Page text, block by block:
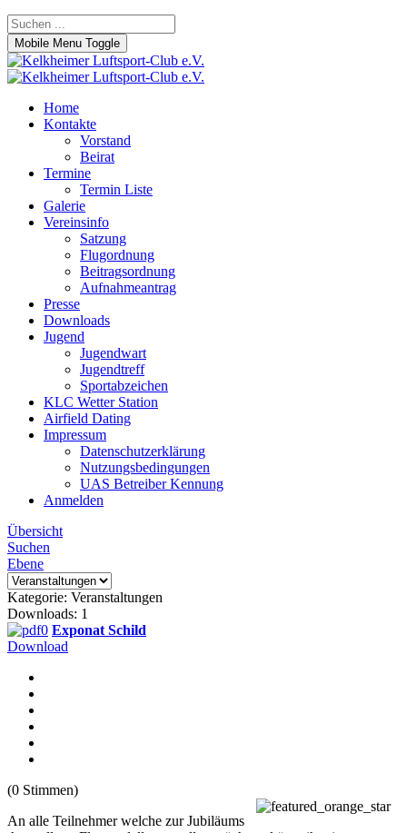
Mobile Menu Toggle
Home
Kontakte
Vorstand
Beirat
Termine
Termin Liste
Galerie
Vereinsinfo
Satzung
Flugordnung
Beitragsordnung
Aufnahmeantrag
Presse
Downloads
Jugend
Jugendwart
Jugendtreff
Sportabzeichen
KLC Wetter Station
Airfield Dating
Impressum
Datenschutzerklärung
Nutzungsbedingungen
UAS Betreiber Kennung
Anmelden
Übersicht
Suchen
Ebene
Kategorie: Veranstaltungen
Downloads: 1
Exponat Schild
Download
(0 Stimmen)
An alle Teilnehmer welche zur Jubiläums